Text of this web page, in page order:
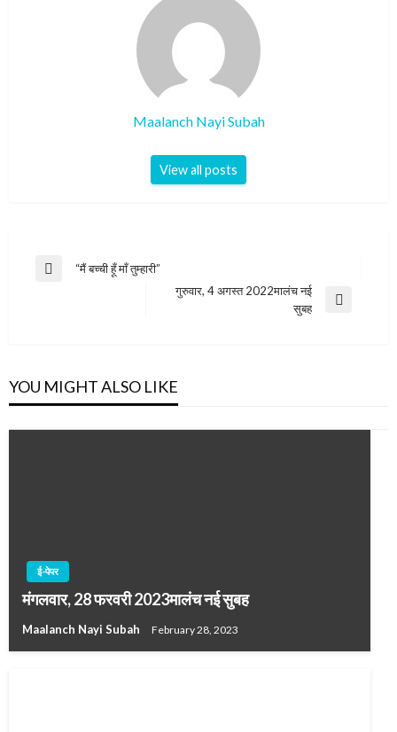
Maalanch Nayi Subah
View all posts
Post
Previous
“मैं बच्ची हूँ माँ तुम्हारी”
गुरुवार, 4 अगस्त 2022मालंच नई
सुबह
YOU MIGHT ALSO LIKE
ई-पेपर
मंगलवार, 28 फरवरी 2023मालंच नई सुबह
Maalanch Nayi Subah February 28, 2023